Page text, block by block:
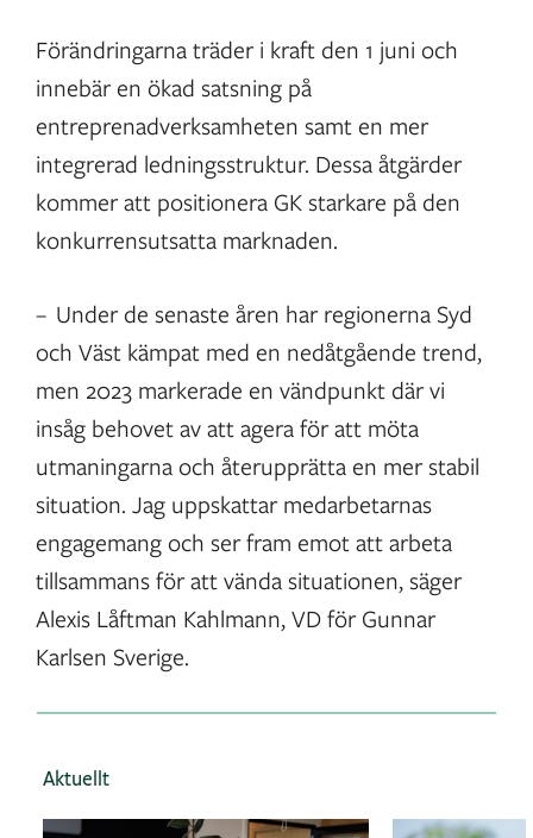
Förändringarna träder i kraft den 1 juni och
innebär en ökad satsning på
entreprenadverksamheten samt en mer
integrerad ledningsstruktur. Dessa åtgärder
kommer att positionera GK starkare på den
konkurrensutsatta marknaden.
– Under de senaste åren har regionerna Syd
och Väst kämpat med en nedåtgående trend,
men 2023 markerade en vändpunkt där vi
insåg behovet av att agera för att möta
utmaningarna och återupprätta en mer stabil
situation. Jag uppskattar medarbetarnas
engagemang och ser fram emot att arbeta
tillsammans för att vända situationen, säger
Alexis Låftman Kahlmann, VD för Gunnar
Karlsen Sverige.
Aktuellt